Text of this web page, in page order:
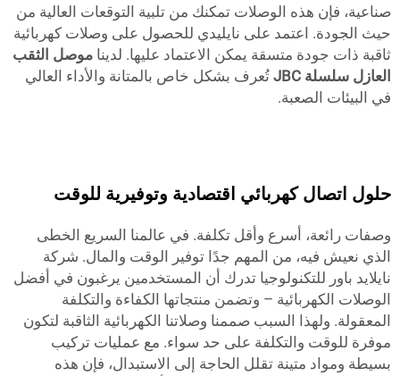
صناعية، فإن هذه الوصلات تمكنك من تلبية التوقعات العالية من
حيث الجودة. اعتمد على نايليدي للحصول على وصلات كهربائية
ثاقبة ذات جودة متسقة يمكن الاعتماد عليها. لدينا موصل الثقب
العازل سلسلة JBC
تُعرف بشكل خاص بالمتانة والأداء العالي
في البيئات الصعبة.
حلول اتصال كهربائي اقتصادية وتوفيرية للوقت
وصفات رائعة، أسرع وأقل تكلفة. في عالمنا السريع الخطى
الذي نعيش فيه، من المهم جدًا توفير الوقت والمال. شركة
نايلايد باور للتكنولوجيا تدرك أن المستخدمين يرغبون في أفضل
الوصلات الكهربائية – وتضمن منتجاتها الكفاءة والتكلفة
المعقولة. ولهذا السبب صممنا وصلاتنا الكهربائية الثاقبة لتكون
موفرة للوقت والتكلفة على حد سواء. مع عمليات تركيب
بسيطة ومواد متينة تقلل الحاجة إلى الاستبدال، فإن هذه